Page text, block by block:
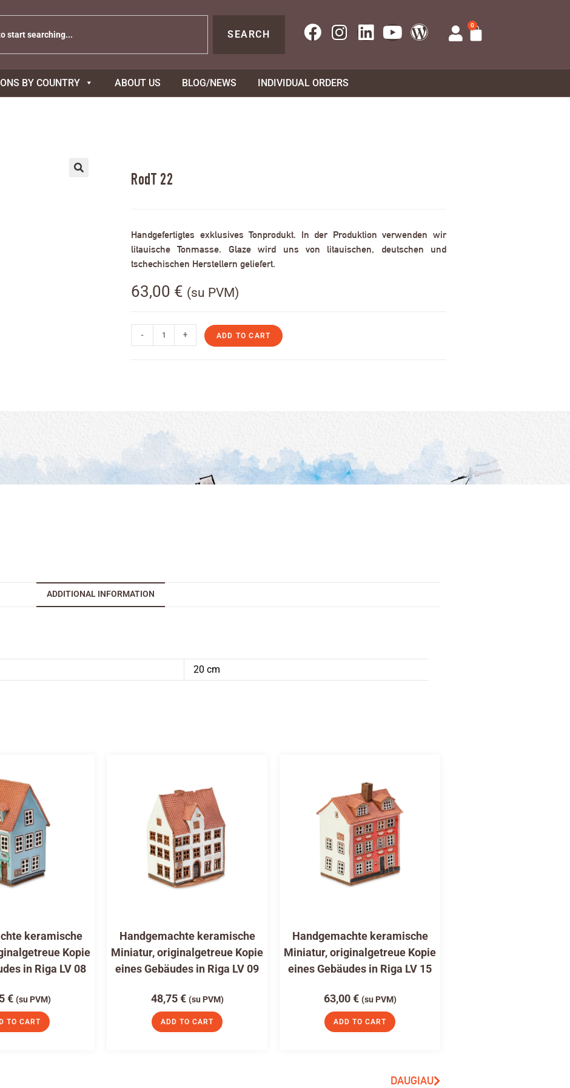
SEARCH
0
BY COUNTRY ABOUT US BLOG/NEWS INDIVIDUAL ORDERS
RodT 22
Handgefertigtes exklusives Tonprodukt. In der Produktion verwenden wir
litauische Tonmasse. Glaze wird uns von litauischen, deutschen und
tschechischen Herstellern geliefert.
63,00 € (su PVM)
- + ADD TO CART
ADDITIONAL INFORMATION
20 cm
keramische
Kopie
in Riga LV 08
€ (su PVM)
TO CART
Handgemachte keramische
Miniatur, originalgetreue Kopie
eines Gebäudes in Riga LV 09
48,75€ (su PVM)
ADD TO CART
Handgemachte keramische
Miniatur, originalgetreue Kopie
eines Gebäudes in Riga LV 15
63,00€ (su PVM)
ADD TO CART
DAUGIAU